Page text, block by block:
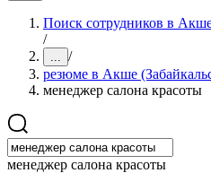
Поиск сотрудников в
/
... /
резюме в Акше
менеджер салона красоты
менеджер салона красоты